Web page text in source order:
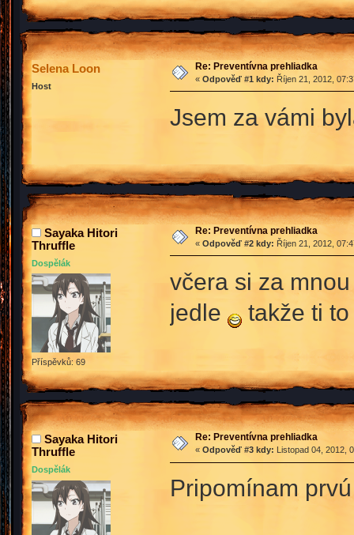
Selena Loon
Host
Re: Preventívna prehliadka
« Odpověď #1 kdy: Říjen 21, 2012,
Jsem za vámi
Sayaka Hitori
Thruffle
Dospělák
Příspěvků: 69
Re: Preventívna prehliadka
« Odpověď #2 kdy: Říjen 21, 2012,
včera si za
jedle
takže ti
Sayaka Hitori
Thruffle
Dospělák
Re: Preventívna prehliadka
« Odpověď #3 kdy: Listopad 04, 2012,
Pripomínam